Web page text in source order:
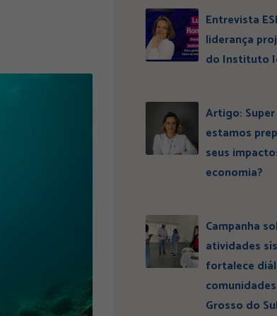
Entrevista
liderança
do Instituto
Artigo:
estamos
seus
economia?
Campanha
atividades
fortalece
Grosso do Sul